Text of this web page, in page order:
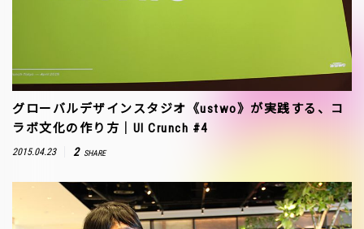
グローバルデザインスタジオ《ustwo》が実践する、コ
ラボ文化の作り方｜UI Crunch #4
2015.04.23 2 SHARE